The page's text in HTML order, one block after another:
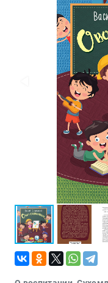
Публицистика
Тайное и
непознанное
Философия
Конспирология
Политика
Религия
Туризм
Разное